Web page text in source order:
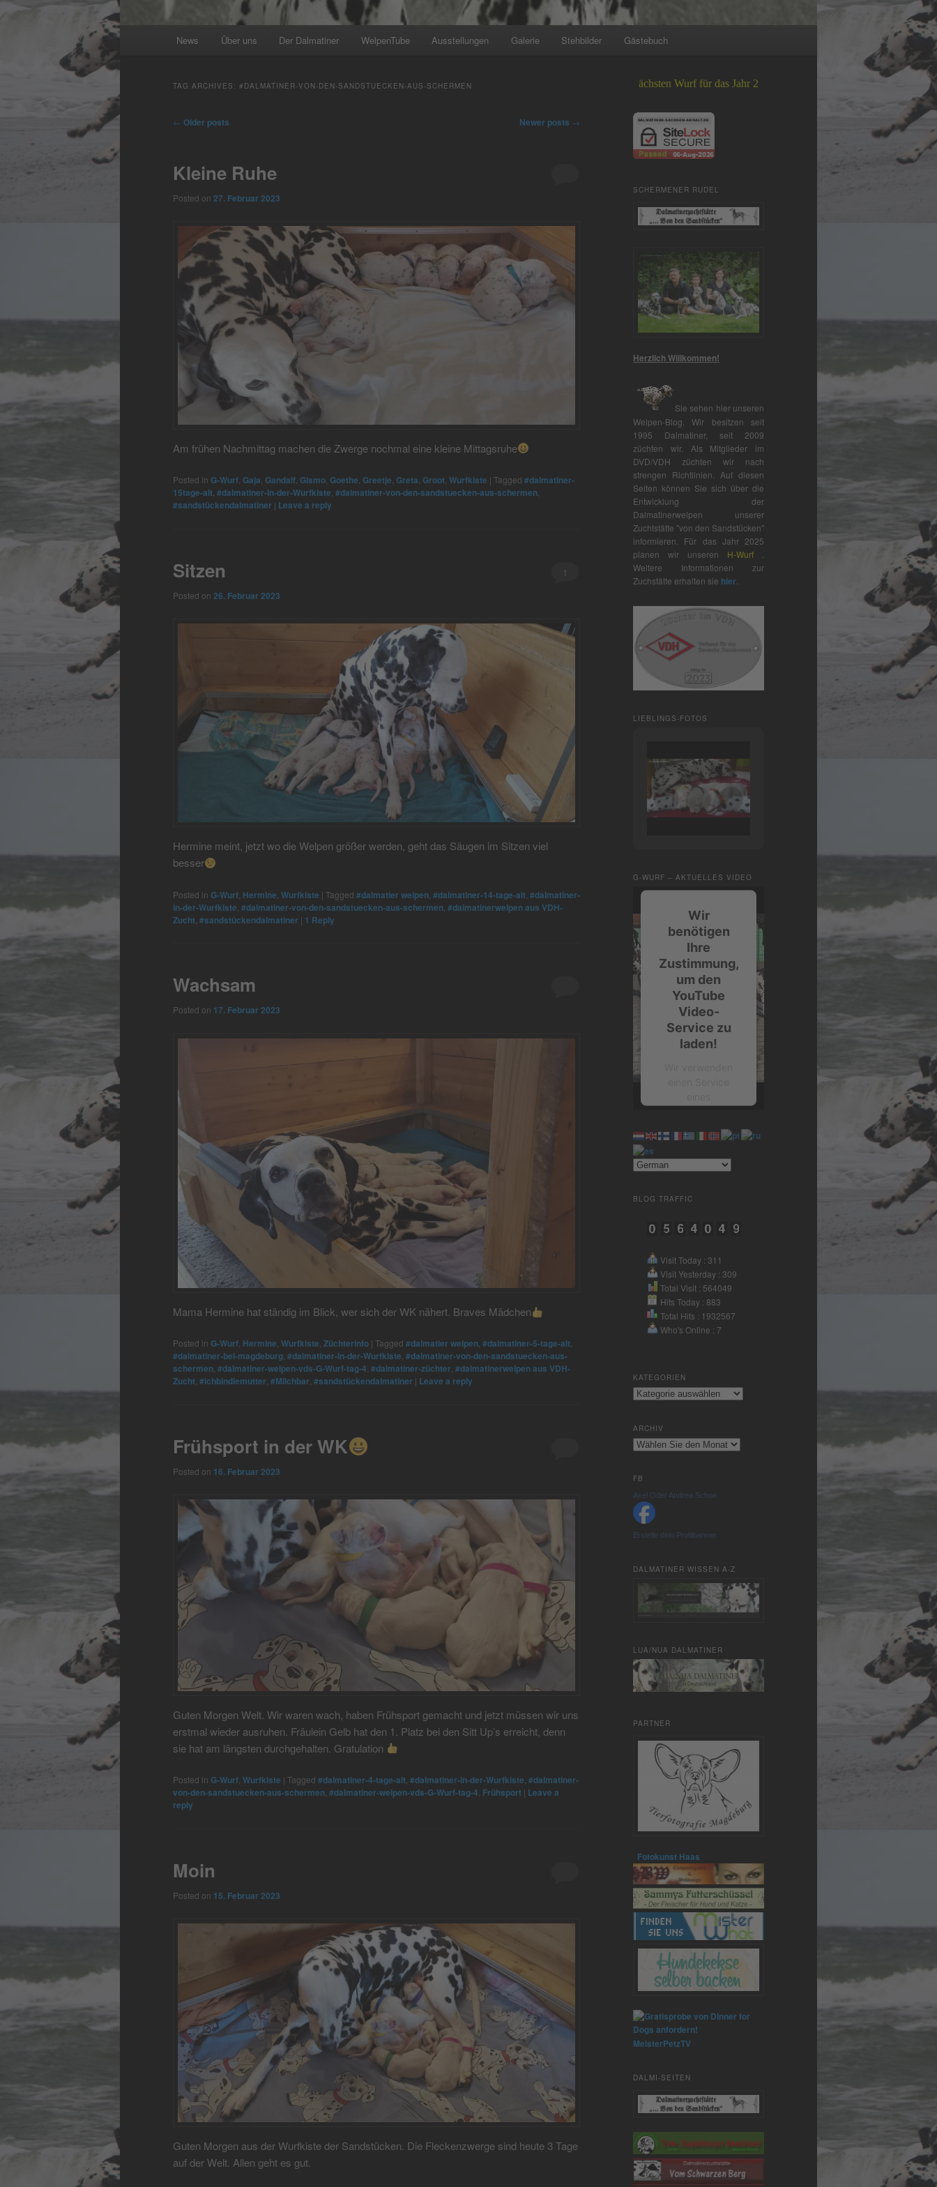
News Über uns Der Dalmatiner WelpenTube Ausstellungen Galerie Stehbilder Gästebuch
TAG ARCHIVES: #DALMATINER-VON-DEN-SANDSTUECKEN-AUS-SCHERMEN
Post
← Older posts Newer posts →
Kleine Ruhe
Posted on 27. Februar 2023
Am frühen Nachmittag machen die Zwerge nochmal eine kleine Mittagsruhe
Posted in G-Wurf Gaja Gandalf Gismo Goethe Greetje Greta Groot Wurfkiste | Tagged #dalmatiner-
15tage-alt #dalmatiner-in-der-Wurfkiste #dalmatiner-von-den-sandstuecken-aus-schermen
#sandstückendalmatiner | Leave a reply
Sitzen
Posted on 26. Februar 2023
1
Hermine meint, jetzt wo die Welpen größer werden, geht das Säugen im Sitzen viel
besser
Posted in G-Wurf Hermine Wurfkiste | Tagged #dalmatier welpen #dalmatiner-14-tage-alt #dalmatiner-
in-der-Wurfkiste #dalmatiner-von-den-sandstuecken-aus-schermen #dalmatinerwelpen aus VDH-
Zucht #sandstückendalmatiner | 1 Reply
Wachsam
Posted on 17. Februar 2023
Mama Hermine hat ständig im Blick, wer sich der WK nähert. Braves Mädchen
Posted in G-Wurf Hermine Wurfkiste Züchterinfo | Tagged #dalmatier welpen #dalmatiner-5-tage-alt
#dalmatiner-bei-magdeburg #dalmatiner-in-der-Wurfkiste #dalmatiner-von-den-sandstuecken-aus-
schermen #dalmatiner-welpen-vds-G-Wurf-tag-4 #dalmatiner-züchter #dalmatinerwelpen aus VDH-
Zucht #ichbindiemutter #Milchbar #sandstückendalmatiner | Leave a reply
Frühsport in der WK
Posted on 16. Februar 2023
Guten Morgen Welt. Wir waren wach, haben Frühsport gemacht und jetzt müssen wir uns
erstmal wieder ausruhen. Fräulein Gelb hat den 1. Platz bei den Sitt Up’s erreicht, denn
sie hat am längsten durchgehalten. Gratulation
Posted in G-Wurf Wurfkiste | Tagged #dalmatiner-4-tage-alt #dalmatiner-in-der-Wurfkiste #dalmatiner-
von-den-sandstuecken-aus-schermen #dalmatiner-welpen-vds-G-Wurf-tag-4 Frühsport | Leave a
reply
Moin
Posted on 15. Februar 2023
Guten Morgen aus der Wurfkiste der Sandstücken. Die Fleckenzwerge sind heute 3 Tage
auf der Welt. Allen geht es gut.
+++ Wir planen den nächsten Wurf für das Jahr 2026 +++
SCHERMENER RUDEL
Herzlich Willkommen!
Sie sehen hier unseren
Welpen-Blog. Wir besitzen seit
1995 Dalmatiner, seit 2009
züchten wir. Als Mitglieder im
DVD/VDH züchten wir nach
strengen Richtlinien. Auf diesen
Seiten können Sie sich über die
Entwicklung der
Dalmatinerwelpen unserer
Zuchtstätte "von den Sandstücken"
informieren. Für das Jahr 2025
planen wir unseren H-Wurf
Weitere Informationen zur
Zuchstätte erhalten sie hier
LIEBLINGS-FOTOS
G-WURF – AKTUELLES VIDEO
Wir
benötigen
Ihre
Zustimmung,
um den
YouTube
Video-
Service zu
laden!
einzubetten.
kann Daten zu
sammeln. Bitte
Details durch und
Nutzung des
Service zu, um
dieses Video
anzusehen.
Mehr
Akzeptieren
powered by
Management
BLOG TRAFFIC
Visit Today : 311
Visit Yesterday : 309
Total Visit : 564049
Hits Today : 883
Total Hits : 1932567
Who's Online : 7
KATEGORIEN
Kategorien
ARCHIV
Archiv
FB
Axel Oder Andrea Schoe
Erstelle dein Profilbanner
DALMATINER WISSEN A-Z
LUA/NUA DALMATINER
PARTNER
Fotokunst Haas
MeisterPetzTV
DALMI-SEITEN